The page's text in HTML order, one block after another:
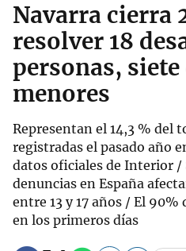
Navarra cierra
resolver 18
personas, siete
menores
Representan el 14,3 % del
registradas el pasado año
datos oficiales de Interior /
denuncias en España
entre 13 y 17 años / El 90%
en los primeros días